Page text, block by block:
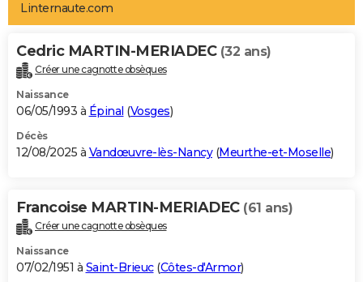
Art de vivre
Bien-être
Loisirs
Mode
Modes de vie
Alimentation
Guide de la santé
Maladies
Médicaments
Sommeil
VOYAGE
Destinations
City break
Voyage nature
Voyage de noces
Forum
Climat
+PHOTO
GUIDES D'ACHAT
BONS PLANS
Carte de Noël
Carte Bonne année
Carte Saint-Valentin
Carte Pâques
Carte d'anniversaire
DICTIONNAIRE
Dictionnaire
Biographies
Citations
Expressions
Proverbes
PROGRAMME TV
Linternaute.com
Cedric MARTIN-MERIADEC (32 ans)
Créer une cagnotte obsèques
Naissance
06/05/1993 à Épinal (Vosges)
Décès
12/08/2025 à Vandœuvre-lès-Nancy(Meurthe-et-Moselle)
Francoise MARTIN-MERIADEC (61 ans)
Créer une cagnotte obsèques
Naissance
07/02/1951 à Saint-Brieuc(Côtes-d'Armor)